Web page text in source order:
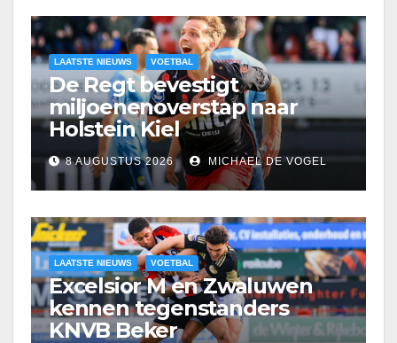
LAATSTE NIEUWS VOETBAL
De Regt bevestigt
miljoenenoverstap naar
Holstein Kiel
8 AUGUSTUS 2026 MICHAEL DE VOGEL
LAATSTE NIEUWS VOETBAL
Excelsior M en Zwaluwen
kennen tegenstanders
KNVB Beker